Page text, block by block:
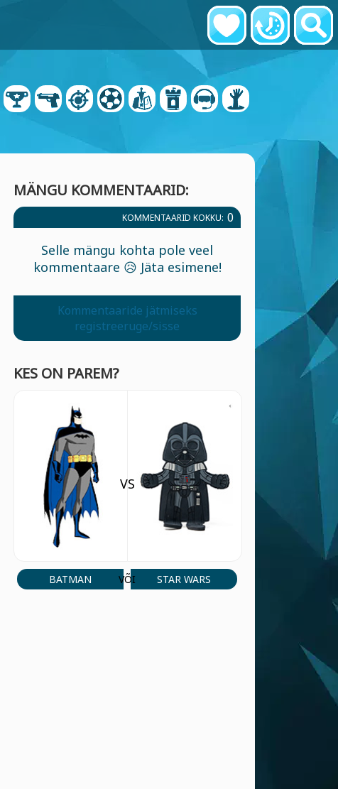
MÄNGU KOMMENTAARID:
KOMMENTAARID KOKKU: 0
Selle mängu kohta pole veel
kommentaare 😥 Jäta esimene!
Kommentaaride jätmiseks
registreeruge/sisse
KES ON PAREM?
BATMAN
VS
VÕI STAR WARS